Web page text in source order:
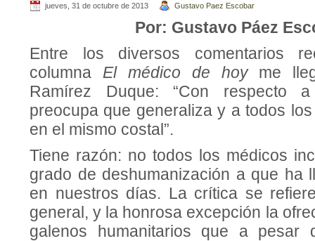
jueves, 31 de octubre de 2013 Gustavo Paez Escobar
Por: Gustavo Páez
Entre los diversos comentarios
columna El médico de hoy me
Ramírez Duque: “Con respecto
preocupa que generaliza y a todos
en el mismo costal”.
Tiene razón: no todos los médicos
grado de deshumanización a que ha
en nuestros días. La crítica se
general, y la honrosa excepción la
galenos humanitarios que a pesar